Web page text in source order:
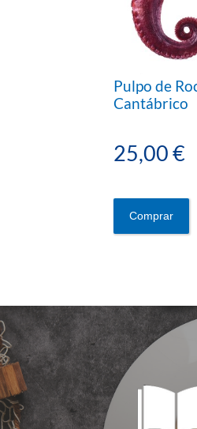
Pulpo de
Cantábrico
25,00 €
Comprar